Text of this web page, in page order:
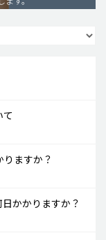
ますか？
かかりますか？